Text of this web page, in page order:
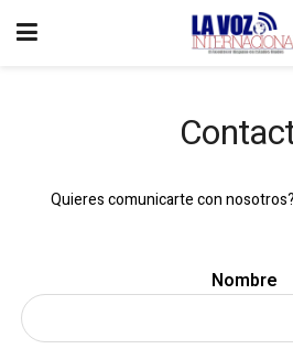
Quieres comunicarte con
this
field
blank
Nombre